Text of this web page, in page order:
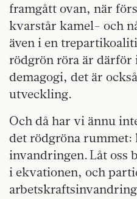
framgått ovan, när
kvarstår kamel- och
även i en
rödgrön röra är
demagogi, det är
utveckling.
Och då har vi ännu
det rödgröna
invandringen. Låt oss
i ekvationen, och